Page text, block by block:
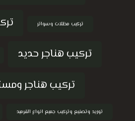
تركيب مظلات وسواتر
تركيب هناجر حديد
تركيب هناجر
توريد وتصنيع وتركيب جميع انواع القرميد